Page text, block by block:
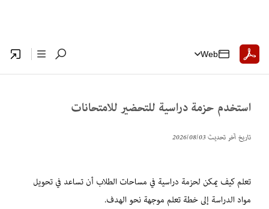
Web
استخدم حزمة دراسية للتحضير للامتحانات
تاريخ آخر تحديث03‏/08‏/2026
تعلم كيف يمكن لحزمة دراسية في مساحات الطلاب أن تساعد في تحويل
مواد الدراسة إلى خطة تعلم موجهة نحو الهدف.